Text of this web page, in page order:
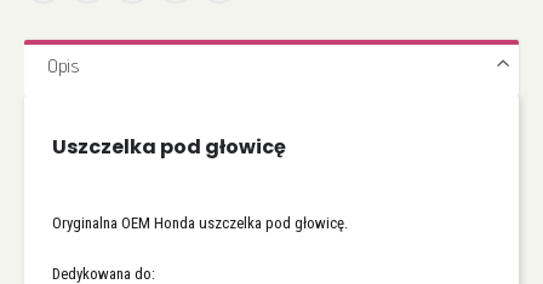
Opis
Uszczelka pod głowicę
Oryginalna OEM Honda uszczelka pod głowicę.
Dedykowana do: